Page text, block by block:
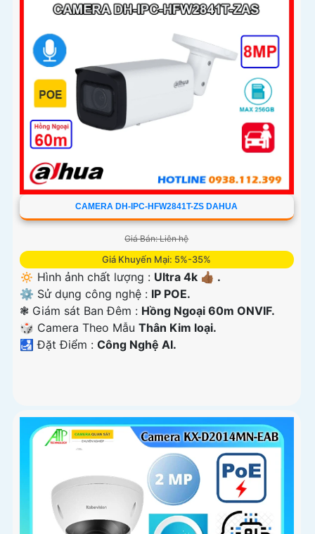
CAMERA DH-IPC-HFW2841T-ZS DAHUA
Giá Bán: Liên hệ
Giá Khuyến Mại: 5%-35%
🔅 Hình ảnh chất lượng : Ultra 4k 👍🏾 .
⚙ Sử dụng công nghệ : IP POE.
❃ Giám sát Ban Đêm : Hồng Ngoại 60m ONVIF.
🎲 Camera Theo Mẫu Thân Kim loại.
️🛃 Đặt Điểm : Công Nghệ AI.